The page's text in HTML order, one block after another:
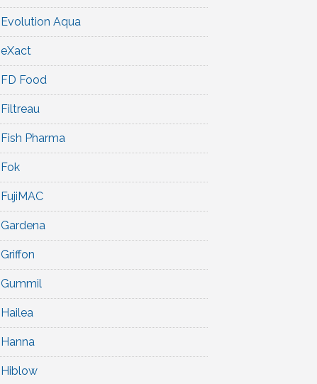
Evolution Aqua
eXact
FD Food
Filtreau
Fish Pharma
Fok
FujiMAC
Gardena
Griffon
Gummil
Hailea
Hanna
Hiblow